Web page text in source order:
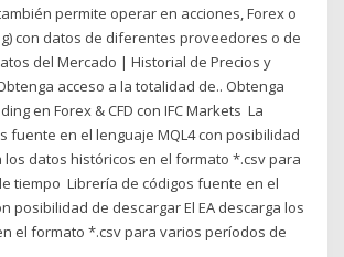
permite operar en acciones, Forex o
con datos de diferentes proveedores o de
del Mercado | Historial de Precios y
acceso a la totalidad de.. Obtenga
en Forex & CFD con IFC Markets La
fuente en el lenguaje MQL4 con posibilidad
los datos históricos en el formato *.csv para
tiempo Librería de códigos fuente en el
posibilidad de descargar El EA descarga los
el formato *.csv para varios períodos de